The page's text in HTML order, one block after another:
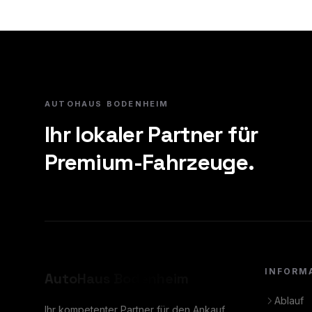
AUTOHAUS BODENHEIM
Ihr lokaler Partner für
Premium-Fahrzeuge.
AutoHaus
Ihr kompetenter Partner für den Ankauf
Ablauf